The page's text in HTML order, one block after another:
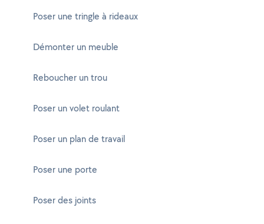
Poser une tringle à rideaux
Démonter un meuble
Reboucher un trou
Poser un volet roulant
Poser un plan de travail
Poser une porte
Poser des joints